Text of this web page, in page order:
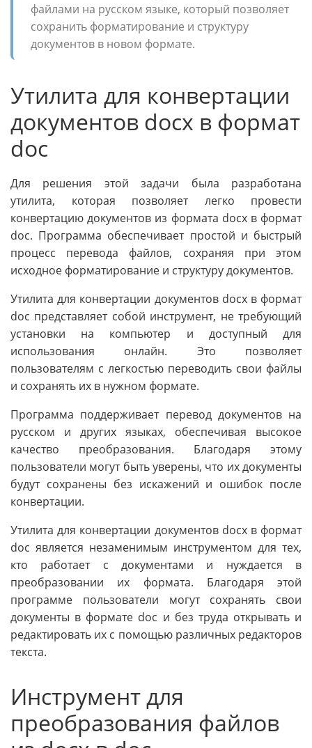
файлами на русском языке, который позволяет
сохранить форматирование и структуру
документов в новом формате.
Утилита для конвертации
документов docx в формат
doc
Для решения этой задачи была разработана
утилита, которая позволяет легко провести
конвертацию документов из формата docx в формат
doc. Программа обеспечивает простой и быстрый
процесс перевода файлов, сохраняя при этом
исходное форматирование и структуру документов.
Утилита для конвертации документов docx в формат
doc представляет собой инструмент, не требующий
установки на компьютер и доступный для
использования онлайн. Это позволяет
пользователям с легкостью переводить свои файлы
и сохранять их в нужном формате.
Программа поддерживает перевод документов на
русском и других языках, обеспечивая высокое
качество преобразования. Благодаря этому
пользователи могут быть уверены, что их документы
будут сохранены без искажений и ошибок после
конвертации.
Утилита для конвертации документов docx в формат
doc является незаменимым инструментом для тех,
кто работает с документами и нуждается в
преобразовании их формата. Благодаря этой
программе пользователи могут сохранять свои
документы в формате doc и без труда открывать и
редактировать их с помощью различных редакторов
текста.
Инструмент для
преобразования файлов